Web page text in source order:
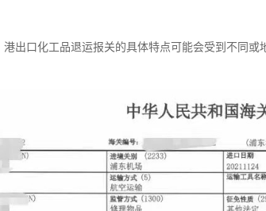
港出口化工品退运报关的具体特点可能会受到不同